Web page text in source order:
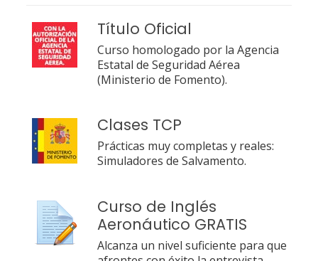
Título Oficial
Curso homologado por la Agencia
Estatal de Seguridad Aérea
(Ministerio de Fomento).
Clases TCP
Prácticas muy completas y reales:
Simuladores de Salvamento.
Curso de Inglés
Aeronáutico GRATIS
Alcanza un nivel suficiente para que